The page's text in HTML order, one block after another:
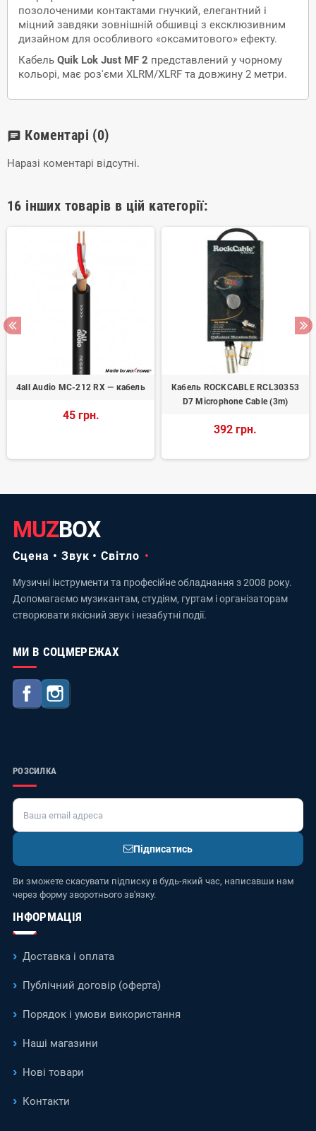
позолоченими контактами гнучкий, елегантний і
міцний завдяки зовнішній обшивці з ексклюзивним
дизайном для особливого «оксамитового» ефекту.
Кабель Quik Lok Just MF 2 представлений у чорному
кольорі, має роз'єми XLRM/XLRF та довжину 2 метри.
chat Коментарі (0)
Наразі коментарі відсутні.
16 інших товарів в цій категорії:
4all Audio MC-212 RX — кабель
45 грн.
Кабель ROCKCABLE RCL30353
D7 Microphone Cable (3m)
392 грн.
MUZBOX
Сцена • Звук • Світло
Музичні інструменти та професійне обладнання з 2008 року.
Допомагаємо музикантам, студіям, гуртам і організаторам
створювати якісний звук і незабутні події.
МИ В СОЦМЕРЕЖАХ
Facebook
РОЗСИЛКА
Підписатись
Ви зможете скасувати підписку в будь-який час, написавши нам
через форму зворотнього зв'язку.
ІНФОРМАЦІЯ
Доставка і оплата
Публічний договір (оферта)
Порядок і умови використання
Наші магазини
Нові товари
Контакти